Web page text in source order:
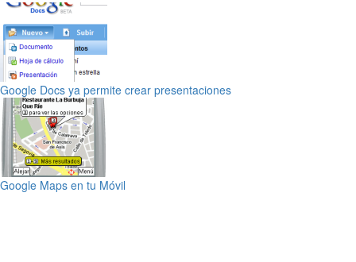
Google Docs ya permite crear presentaciones
Google Maps en tu Móvil